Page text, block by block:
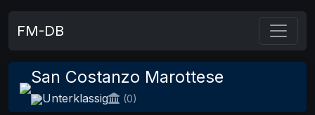
FM-DB
San Costanzo Marottese
Unterklassig (0)